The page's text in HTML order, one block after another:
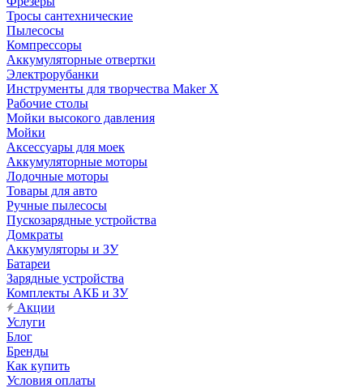
Тросы сантехнические
Пылесосы
Компрессоры
Аккумуляторные отвертки
Электрорубанки
Инструменты для творчества Maker X
Рабочие столы
Мойки высокого давления
Мойки
Аксессуары для моек
Аккумуляторные моторы
Лодочные моторы
Товары для авто
Ручные пылесосы
Пускозарядные устройства
Домкраты
Аккумуляторы и ЗУ
Батареи
Зарядные устройства
Комплекты АКБ и ЗУ
Акции
Услуги
Блог
Бренды
Как купить
Условия оплаты